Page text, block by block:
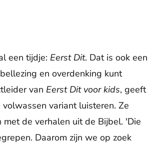
een tijdje: Eerst Dit. Dat is ook een
en overdenking kunt
van Eerst Dit voor kids, geeft
variant luisteren. Ze
de verhalen uit de Bijbel. 'Die
Daarom zijn we op zoek